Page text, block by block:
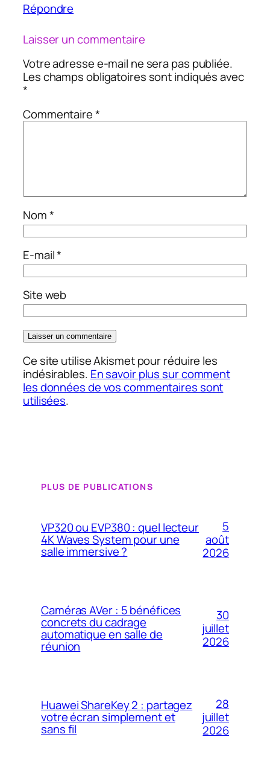
Répondre
Laisser un commentaire
Votre adresse e-mail ne sera pas publiée.
Les champs obligatoires sont indiqués avec
*
Commentaire*
Nom*
E-mail*
Site web
Ce site utilise Akismet pour réduire les
indésirables. En savoir plus sur comment
les données de vos commentaires sont
utilisées.
PLUS DE PUBLICATIONS
VP320 ou EVP380 : quel lecteur
4K Waves System pour une
salle immersive ?
5
août
2026
Caméras AVer : 5 bénéfices
concrets du cadrage
automatique en salle de
réunion
30
juillet
2026
Huawei ShareKey 2 : partagez
votre écran simplement et
sans fil
28
juillet
2026